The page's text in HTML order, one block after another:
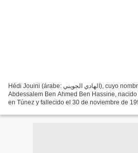
Hédi Jouini (árabe: الهادي الجويني), cuyo nombre real es Mohamed Hédi Ben
Abdessalem Ben Ahmed Ben Hassine,
en Túnez y fallecido el 30 de noviembre de